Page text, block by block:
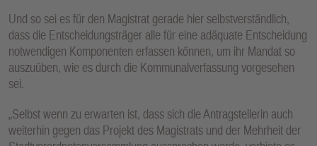
Und so sei es für den Magistrat gerade hier selbstverständlich,
dass die Entscheidungsträger alle für eine adäquate Entscheidung
notwendigen Komponenten erfassen können, um ihr Mandat so
auszuüben, wie es durch die Kommunalverfassung vorgesehen
sei.
„Selbst wenn zu erwarten ist, dass sich die Antragstellerin auch
weiterhin gegen das Projekt des Magistrats und der Mehrheit der